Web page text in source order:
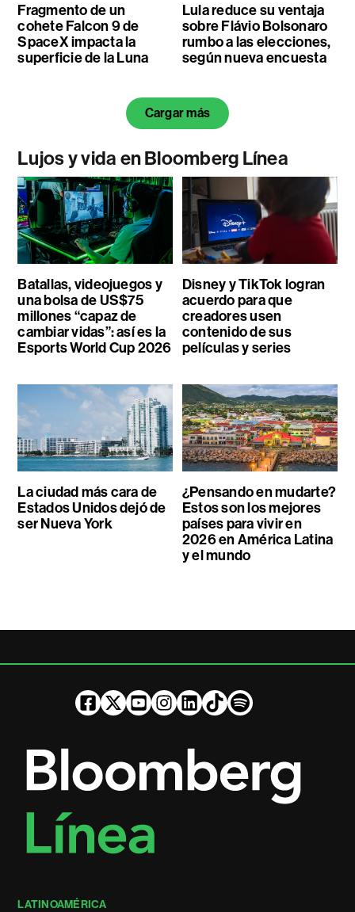
Fragmento de un
cohete Falcon 9 de
SpaceX impacta la
superficie de la Luna
Lula reduce su ventaja
sobre Flávio Bolsonaro
rumbo a las elecciones,
según nueva encuesta
Cargar más
Lujos y vida en Bloomberg Línea
Batallas, videojuegos y
una bolsa de US$75
millones “capaz de
cambiar vidas”: así es la
Esports World Cup 2026
Disney y TikTok logran
acuerdo para que
creadores usen
contenido de sus
películas y series
La ciudad más cara de
Estados Unidos dejó de
ser Nueva York
¿Pensando en mudarte?
Estos son los mejores
países para vivir en
2026 en América Latina
y el mundo
LATINOAMÉRICA